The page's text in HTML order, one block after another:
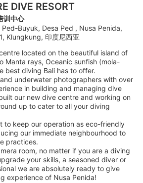
DIVE RESORT
训中心
Ped-Buyuk, Desa Ped , Nusa Penida,
Klungkung, 印度尼西亚
located on the beautiful island of
Manta rays, Oceanic sunfish (mola-
best diving Bali has to offer.
underwater photographers with over
in building and managing dive
our new dive centre and working on
up to cater to all your diving
to keep our operation as eco-friendly
our immediate neighbourhood to
practices.
room, no matter if you are a diving
your skills, a seasoned diver or
we are absolutely ready to give
experience of Nusa Penida!